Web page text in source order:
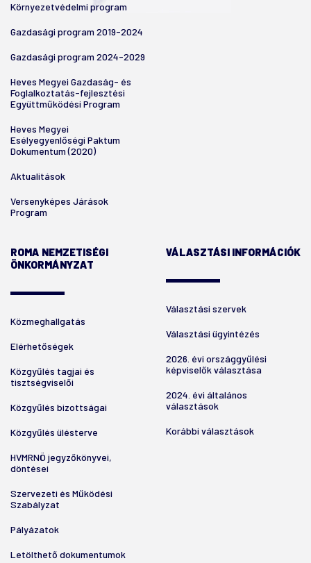
Környezetvédelmi program
Gazdasági program 2019-2024
Gazdasági program 2024-2029
Heves Megyei Gazdaság- és
Foglalkoztatás-fejlesztési
Együttműködési Program
Heves Megyei
Esélyegyenlőségi Paktum
Dokumentum (2020)
Aktualitások
Versenyképes Járások
Program
ROMA NEMZETISÉGI
ÖNKORMÁNYZAT
Közmeghallgatás
Elérhetőségek
Közgyűlés tagjai és
tisztségviselői
Közgyűlés bizottságai
Közgyűlés ülésterve
HVMRNÖ jegyzőkönyvei,
döntései
Szervezeti és Működési
Szabályzat
Pályázatok
Letölthető dokumentumok
VÁLASZTÁSI INFORMÁCIÓK
Választási szervek
Választási ügyintézés
2026. évi országgyűlési
képviselők választása
2024. évi általános
választások
Korábbi választások